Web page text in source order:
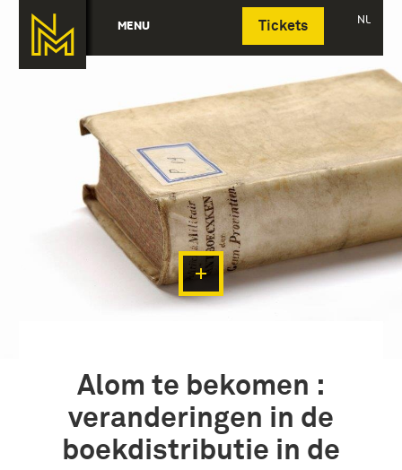
MENU Tickets NL
Deutsch
Alom te bekomen :
veranderingen in de
boekdistributie in de